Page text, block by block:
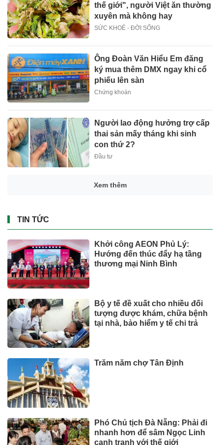
thế giới", người Việt ăn thường
xuyên mà không hay
SỨC KHOẺ - ĐỜI SỐNG
Ông Đoàn Văn Hiểu Em đăng
ký mua thêm DMX ngay khi cổ
phiếu lên sàn
Chứng khoán
Người lao động hưởng trợ cấp
thai sản mấy tháng khi sinh
con thứ 2?
Đầu tư
Xem thêm
TIN TỨC
Khởi công AEON Phủ Lý:
Hướng đến thúc đẩy hạ tầng
thương mại Ninh Bình
Bộ y tế đề xuất cho nhiều đối
tượng được khám, chữa bệnh
tại nhà, bảo hiểm y tế chi trả
Trăm năm chợ Tân Định
Phó Chủ tịch Đà Nẵng: Phải đi
nhanh hơn để sâm Ngọc Linh
cạnh tranh với thế giới